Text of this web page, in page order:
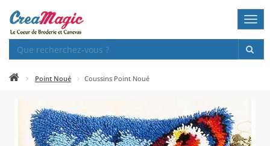
Point Noué Coussins Point Noué